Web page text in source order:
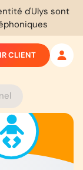
d'Ulys sont
CLIENT